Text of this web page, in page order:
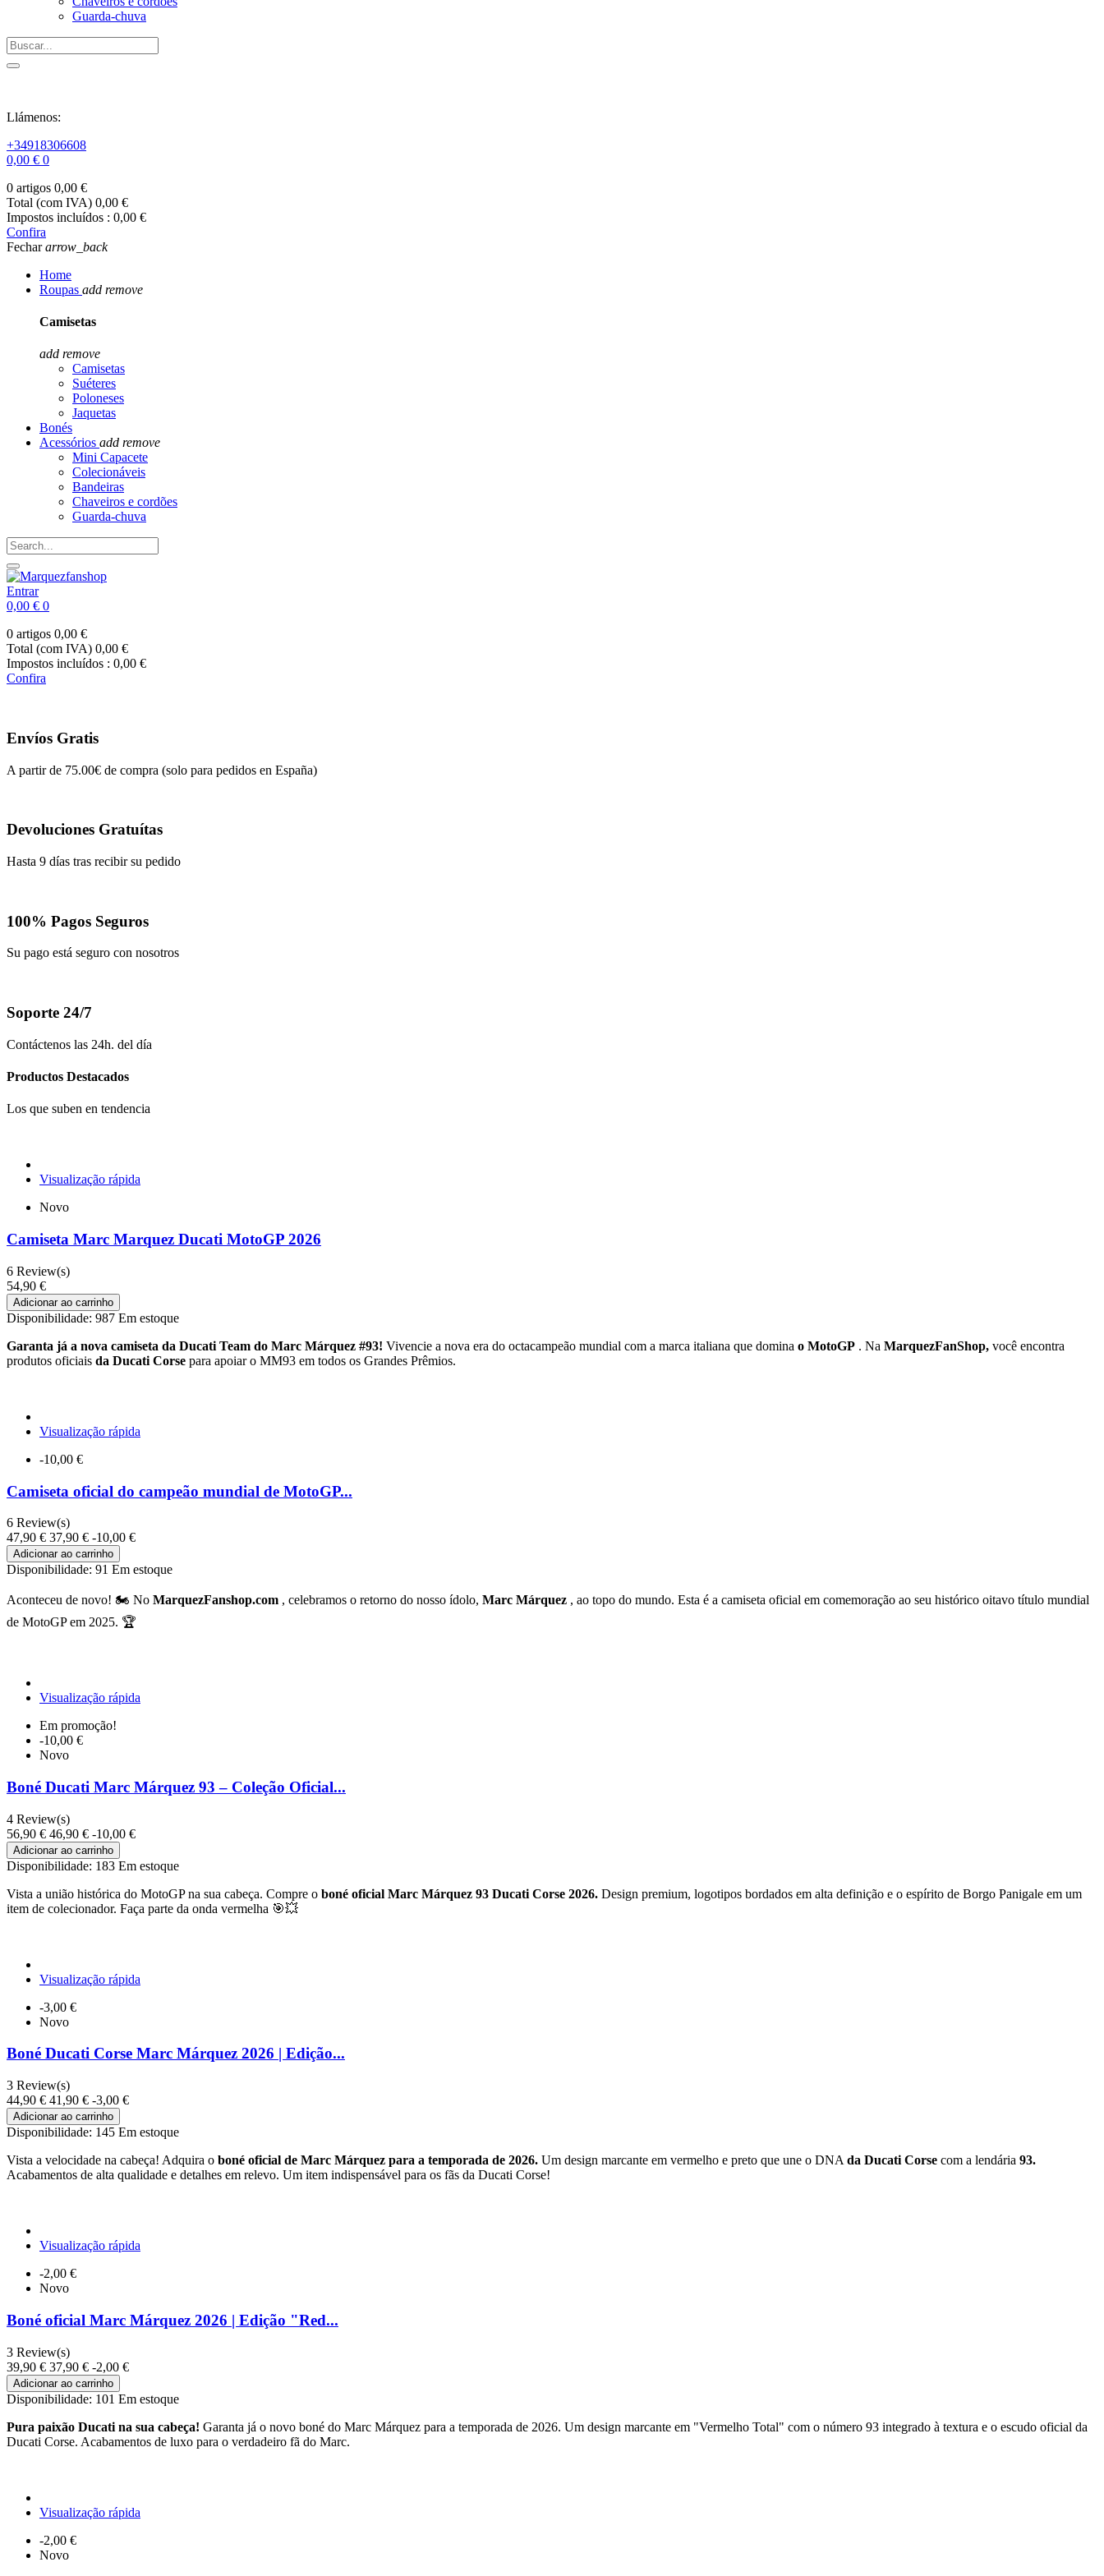
Guarda-chuva
Llámenos:
+34918306608
0,00 € 0
0 artigos 0,00 €
Total (com IVA) 0,00 €
Impostos incluídos : 0,00 €
Confira
Fechararrow_back
Home
Roupas add remove
Camisetas
add remove
Camisetas
Suéteres
Poloneses
Jaquetas
Bonés
Acessórios add remove
Mini Capacete
Colecionáveis
Bandeiras
Chaveiros e cordões
Guarda-chuva
Entrar
0,00 € 0
0 artigos 0,00 €
Total (com IVA) 0,00 €
Impostos incluídos : 0,00 €
Confira
Envíos Gratis
A partir de 75.00€ de compra (solo para pedidos en España)
Devoluciones Gratuítas
Hasta 9 días tras recibir su pedido
100% Pagos Seguros
Su pago está seguro con nosotros
Soporte 24/7
Contáctenos las 24h. del día
Productos Destacados
Los que suben en tendencia
Visualização rápida
Novo
Camiseta Marc Marquez Ducati MotoGP 2026
6 Review(s)
54,90 €
Adicionar ao carrinho
Disponibilidade: 987 Em estoque
Garanta já a nova camiseta da Ducati Team do Marc Márquez #93! Vivencie a nova era do octacampeão mundial com a marca italiana que domina o MotoGP . Na MarquezFanShop, você encontra
produtos oficiais da Ducati Corse para apoiar o MM93 em todos os Grandes Prêmios.
Visualização rápida
-10,00 €
Camiseta oficial do campeão mundial de MotoGP...
6 Review(s)
47,90 € 37,90 € -10,00 €
Adicionar ao carrinho
Disponibilidade: 91 Em estoque
Aconteceu de novo! 🏍️ No MarquezFanshop.com , celebramos o retorno do nosso ídolo, Marc Márquez , ao topo do mundo. Esta é a camiseta oficial em comemoração ao seu histórico oitavo título mundial
de MotoGP em 2025. 🏆
Visualização rápida
Em promoção!
-10,00 €
Novo
Boné Ducati Marc Márquez 93 – Coleção Oficial...
4 Review(s)
56,90 € 46,90 € -10,00 €
Adicionar ao carrinho
Disponibilidade: 183 Em estoque
Vista a união histórica do MotoGP na sua cabeça. Compre o boné oficial Marc Márquez 93 Ducati Corse 2026. Design premium, logotipos bordados em alta definição e o espírito de Borgo Panigale em um
item de colecionador. Faça parte da onda vermelha 🎯💥
Visualização rápida
-3,00 €
Novo
Boné Ducati Corse Marc Márquez 2026 | Edição...
3 Review(s)
44,90 € 41,90 € -3,00 €
Adicionar ao carrinho
Disponibilidade: 145 Em estoque
Vista a velocidade na cabeça! Adquira o boné oficial de Marc Márquez para a temporada de 2026. Um design marcante em vermelho e preto que une o DNA da Ducati Corse com a lendária 93.
Acabamentos de alta qualidade e detalhes em relevo. Um item indispensável para os fãs da Ducati Corse!
Visualização rápida
-2,00 €
Novo
Boné oficial Marc Márquez 2026 | Edição "Red...
3 Review(s)
39,90 € 37,90 € -2,00 €
Adicionar ao carrinho
Disponibilidade: 101 Em estoque
Pura paixão Ducati na sua cabeça! Garanta já o novo boné do Marc Márquez para a temporada de 2026. Um design marcante em "Vermelho Total" com o número 93 integrado à textura e o escudo oficial da
Ducati Corse. Acabamentos de luxo para o verdadeiro fã do Marc.
Visualização rápida
-2,00 €
Novo